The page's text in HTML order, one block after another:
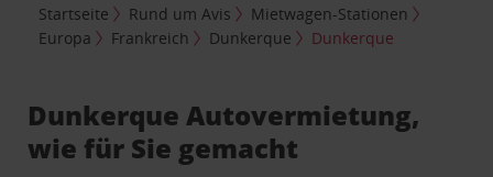
Startseite Rund um Avis
Mietwagen-Stationen
Europa
Frankreich Dunkerque Dunkerque
Dunkerque Autovermietung,
wie für Sie gemacht